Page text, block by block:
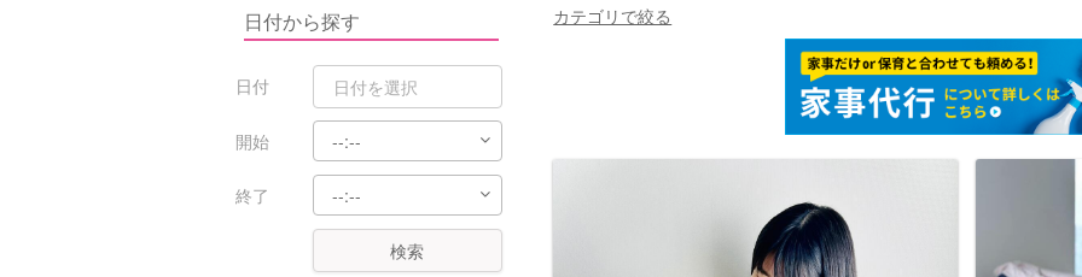
日付から探す
日付
開始
終了
検索
カテゴリで絞る